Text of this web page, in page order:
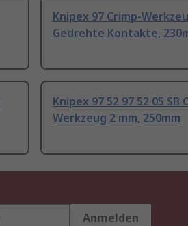
Knipex 97 Crimp-
Gedrehte Kontakte,
Knipex 97 52 97 52 05 SB
Werkzeug 2 mm, 250mm
Anmelden